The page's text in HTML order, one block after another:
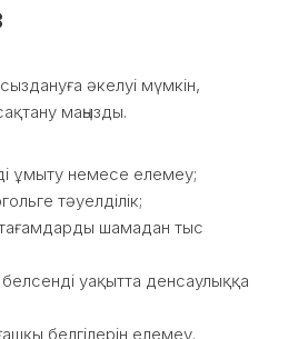
әкелуі мүмкін,
маңызды.
ұмыту немесе елемеу;
тәуелділік;
шамадан тыс
уақытта денсаулыққа
белгілерін елемеу.